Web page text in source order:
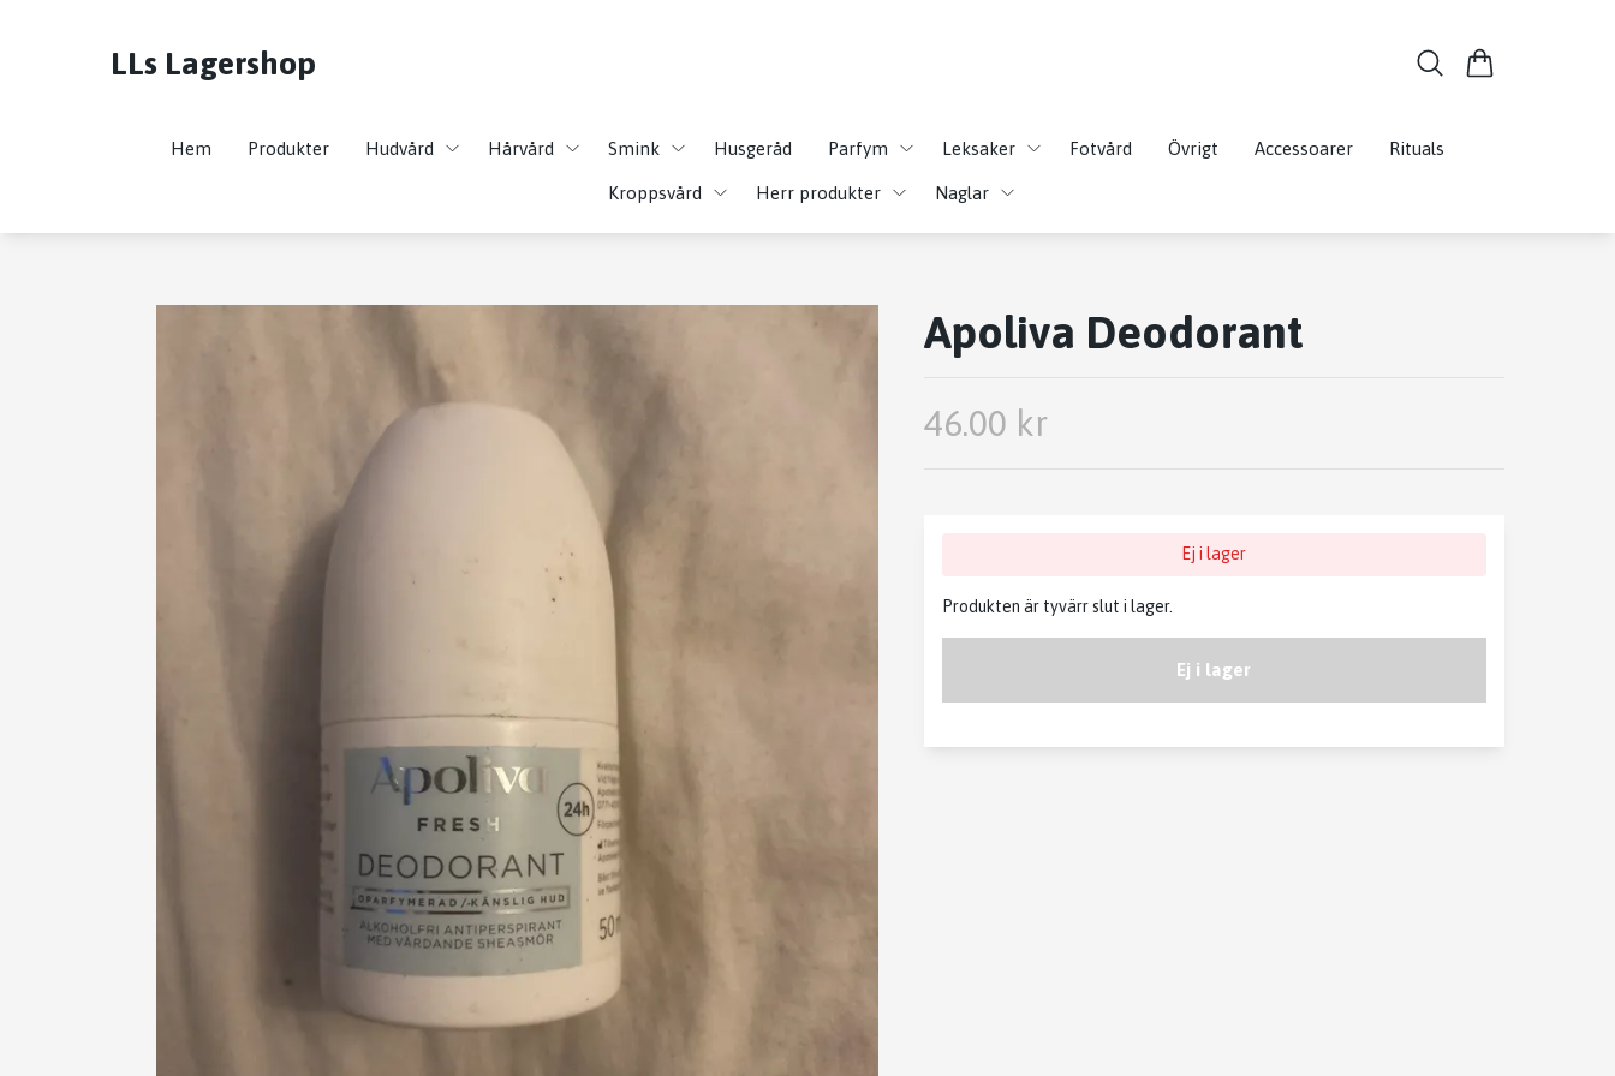
LLs Lagershop
Hem Produkter Hudvård Hårvård Smink Husgeråd Parfym Leksaker Fotvård Övrigt Accessoarer Rituals
Kroppsvård Herr produkter Naglar
Apoliva Deodorant
46.00 kr
Ej i lager
Produkten är tyvärr slut i lager.
Ej i lager